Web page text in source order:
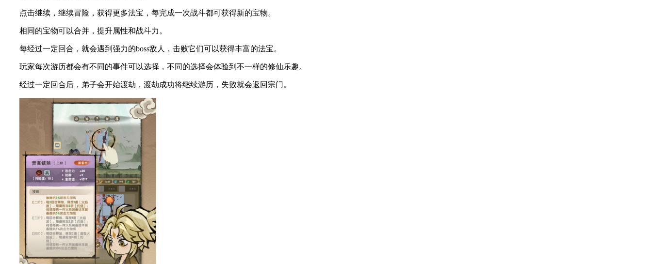
点击继续，继续冒险，获得更多法宝，每完成一次战斗都可获得新的宝物。
相同的宝物可以合并，提升属性和战斗力。
每经过一定回合，就会遇到强力的boss敌人，击败它们可以获得丰富的法宝。
玩家每次游历都会有不同的事件可以选择，不同的选择会体验到不一样的修仙乐趣。
经过一定回合后，弟子会开始渡劫，渡劫成功将继续游历，失败就会返回宗门。